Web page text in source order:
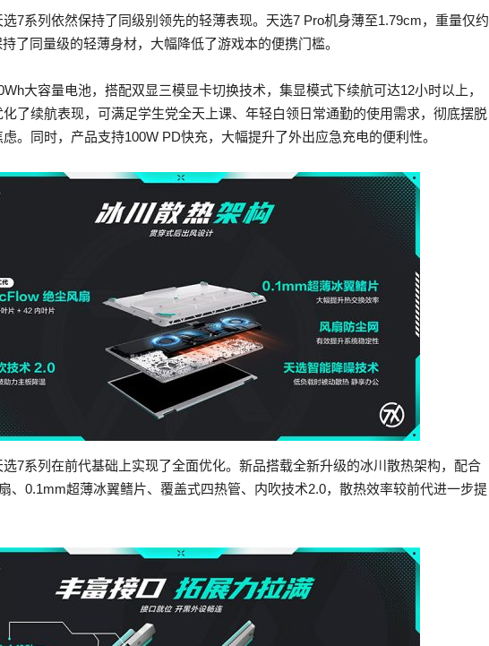
7系列依然保持了同级别领先的轻薄表现。天选7 Pro机身薄至1.79cm，重量仅约
了同量级的轻薄身材，大幅降低了游戏本的便携门槛。
大容量电池，搭配双显三模显卡切换技术，集显模式下续航可达12小时以上，
了续航表现，可满足学生党全天上课、年轻白领日常通勤的使用需求，彻底摆脱
。同时，产品支持100W PD快充，大幅提升了外出应急充电的便利性。
7系列在前代基础上实现了全面优化。新品搭载全新升级的冰川散热架构，配合
、0.1mm超薄冰翼鳍片、覆盖式四热管、内吹技术2.0，散热效率较前代进一步提